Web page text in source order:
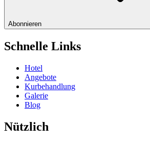
Abonnieren
Schnelle Links
Hotel
Angebote
Kurbehandlung
Galerie
Blog
Nützlich